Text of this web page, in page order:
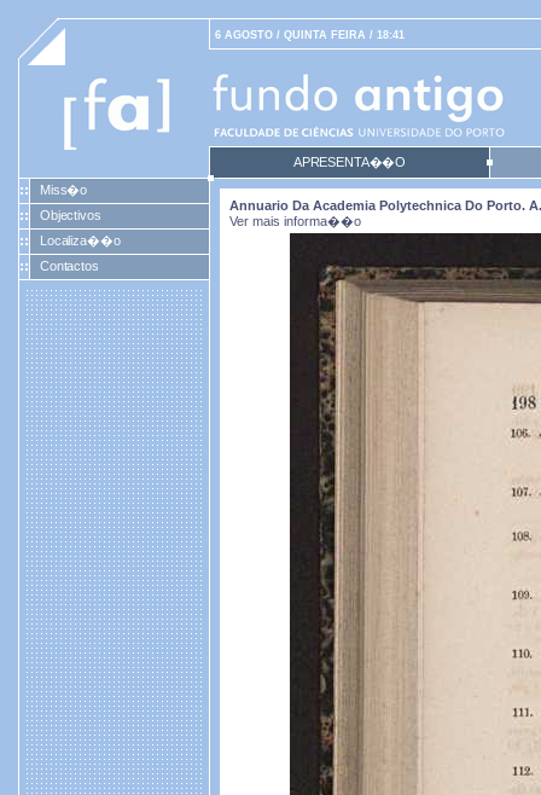
6 AGOSTO / QUINTA FEIRA / 18:41
APRESENTA��O
Miss�o
Objectivos
Localiza��o
Contactos
Annuario Da Academia Polytechnica Do Porto. A.
Ver mais informa��o